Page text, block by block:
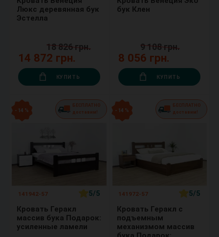
Люкс деревянная бук
Эстелла
14 872 грн.
18 826 грн.
КУПИТЬ
бук Клен
8 056 грн.
9 108 грн.
КУПИТЬ
- 14 %
БЕСПЛАТНО
доставим!
141942-57
5/5
Кровать Геракл
массив бука Подарок:
усиленные ламели
- 14 %
БЕСПЛАТНО
доставим!
141972-57
5/5
Кровать Геракл с
подъемным
механизмом массив